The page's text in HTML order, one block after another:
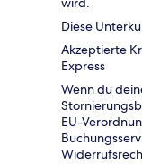
Diese
Akzeptierte
Express
Wenn du
EU-